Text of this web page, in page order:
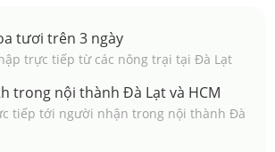
tươi trên 3 ngày
trực tiếp từ các nông trại tại Đà Lạt
trong nội thành Đà Lạt và HCM
tiếp tới người nhận trong nội thành Đà